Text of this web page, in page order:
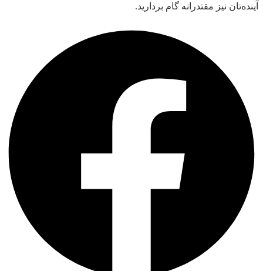
آینده‌تان نیز مقتدرانه گام بردارید.